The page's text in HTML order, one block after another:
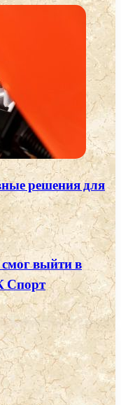
решения для
выйти в
Спорт